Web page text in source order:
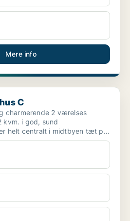
Mere info
C
kvm. i god, sund
helt centralt i midtbyen tæt på